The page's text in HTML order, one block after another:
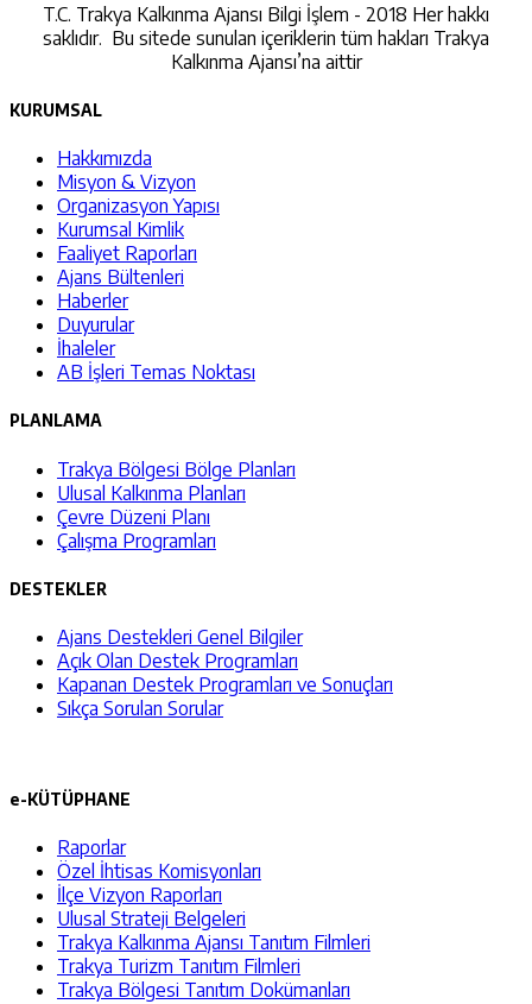
T.C. Trakya Kalkınma Ajansı Bilgi İşlem - 2018 Her hakkı
saklıdır. Bu sitede sunulan içeriklerin tüm hakları Trakya
Kalkınma Ajansı’na aittir
KURUMSAL
Hakkımızda
Misyon & Vizyon
Organizasyon Yapısı
Kurumsal Kimlik
Faaliyet Raporları
Ajans Bültenleri
Haberler
Duyurular
İhaleler
AB İşleri Temas Noktası
PLANLAMA
Trakya Bölgesi Bölge Planları
Ulusal Kalkınma Planları
Çevre Düzeni Planı
Çalışma Programları
DESTEKLER
Ajans Destekleri Genel Bilgiler
Açık Olan Destek Programları
Kapanan Destek Programları ve Sonuçları
Sıkça Sorulan Sorular
e-KÜTÜPHANE
Raporlar
Özel İhtisas Komisyonları
İlçe Vizyon Raporları
Ulusal Strateji Belgeleri
Trakya Kalkınma Ajansı Tanıtım Filmleri
Trakya Turizm Tanıtım Filmleri
Trakya Bölgesi Tanıtım Dokümanları